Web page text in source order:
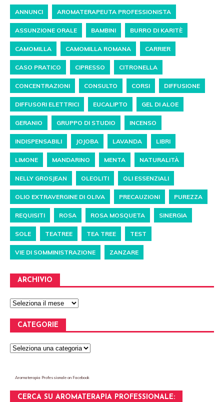
ANNUNCI AROMATERAPEUTA PROFESSIONISTA
ASSUNZIONE ORALE BAMBINI BURRO DI KARITÈ
CAMOMILLA CAMOMILLA ROMANA CARRIER
CASO PRATICO CIPRESSO CITRONELLA
CONCENTRAZIONI CONSULTO CORSI DIFFUSIONE
DIFFUSORI ELETTRICI EUCALIPTO GEL DI ALOE
GERANIO GRUPPO DI STUDIO INCENSO
INDISPENSABILI JOJOBA LAVANDA LIBRI
LIMONE MANDARINO MENTA NATURALITÀ
NELLY GROSJEAN OLEOLITI OLI ESSENZIALI
OLIO EXTRAVERGINE DI OLIVA PRECAUZIONI PUREZZA
REQUISITI ROSA ROSA MOSQUETA SINERGIA
SOLE TEATREE TEA TREE TEST
VIE DI SOMMINISTRAZIONE ZANZARE
ARCHIVIO
CATEGORIE
Aromaterapia Professionale on Facebook
CERCA SU AROMATERAPIA PROFESSIONALE: